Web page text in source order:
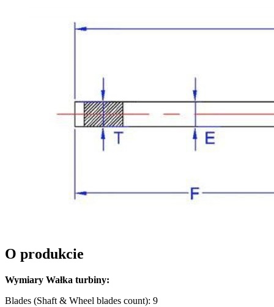
O produkcie
Wymiary Wałka turbiny:
Blades (Shaft & Wheel blades count): 9